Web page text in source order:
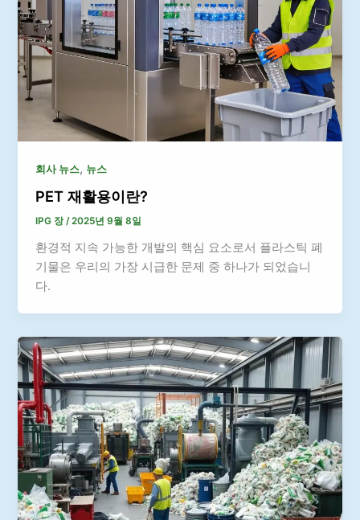
회사 뉴스, 뉴스
PET 재활용이란?
IPG 장/2025년 9월 8일
환경적 지속 가능한 개발의 핵심 요소로서 플라스틱 폐
기물은 우리의 가장 시급한 문제 중 하나가 되었습니
다.